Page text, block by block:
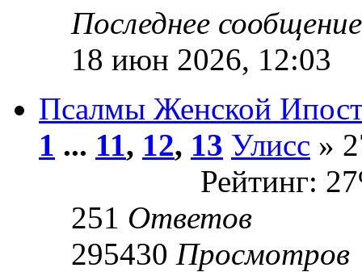
Последнее
18 июн 2026, 12:03
Псалмы Женской
1 ... 11, 12, 13 Улисс »
Рейтинг:
251 Ответов
295430 Просмотров